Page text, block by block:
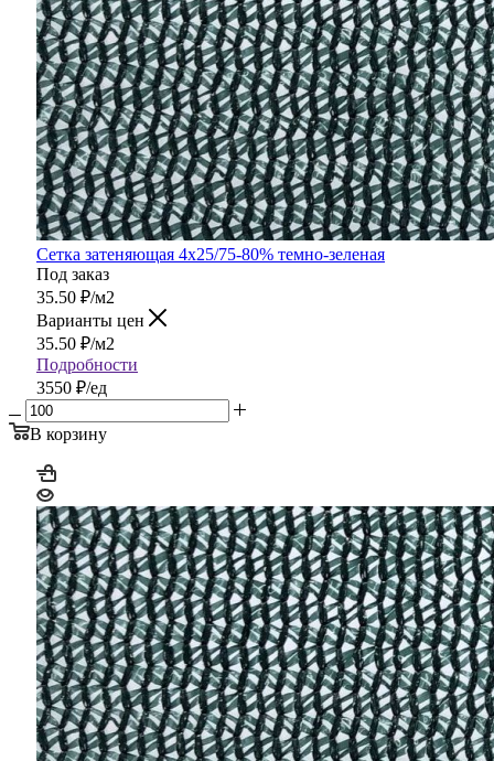
Сетка затеняющая 4х25/75-80% темно-зеленая
Под заказ
35.50 ₽/м2
Варианты цен
35.50 ₽/м2
Подробности
3550 ₽/ед
В корзину